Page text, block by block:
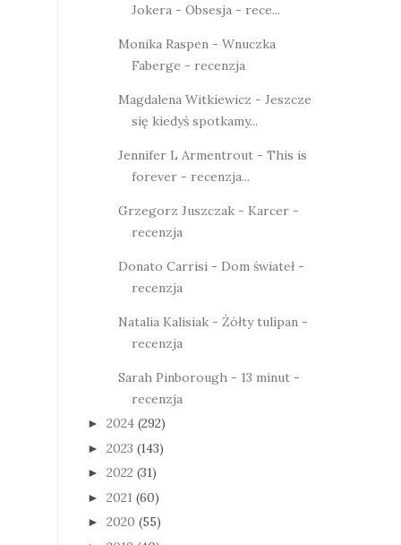
Jokera - Obsesja - rece...
Monika Raspen - Wnuczka
Faberge - recenzja
Magdalena Witkiewicz - Jeszcze
się kiedyś spotkamy...
Jennifer L Armentrout - This is
forever - recenzja...
Grzegorz Juszczak - Karcer -
recenzja
Donato Carrisi - Dom świateł -
recenzja
Natalia Kalisiak - Żółty tulipan -
recenzja
Sarah Pinborough - 13 minut -
recenzja
► 2024 (292)
► 2023 (143)
► 2022 (31)
► 2021 (60)
► 2020 (55)